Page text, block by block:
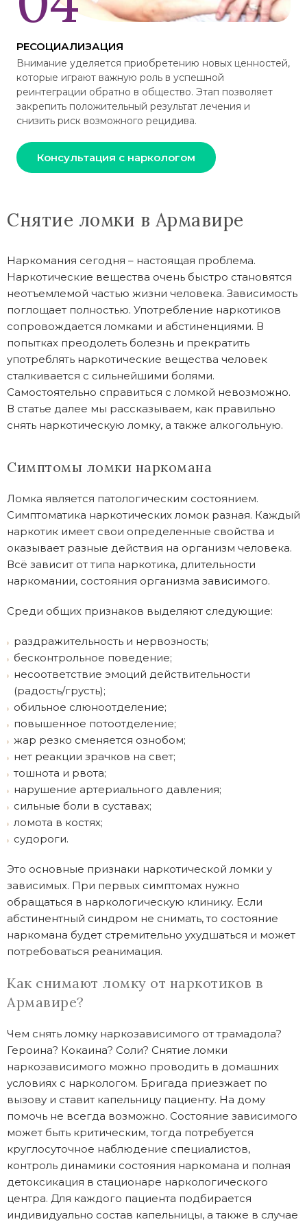
РЕСОЦИАЛИЗАЦИЯ
Внимание уделяется приобретению новых ценностей,
которые играют важную роль в успешной
реинтеграции обратно в общество. Этап позволяет
закрепить положительный результат лечения и
снизить риск возможного рецидива.
Консультация с наркологом
Снятие ломки в Армавире
Наркомания сегодня – настоящая проблема.
Наркотические вещества очень быстро становятся
неотъемлемой частью жизни человека. Зависимость
поглощает полностью. Употребление наркотиков
сопровождается ломками и абстиненциями. В
попытках преодолеть болезнь и прекратить
употреблять наркотические вещества человек
сталкивается с сильнейшими болями.
Самостоятельно справиться с ломкой невозможно.
В статье далее мы рассказываем, как правильно
снять наркотическую ломку, а также алкогольную.
Симптомы ломки наркомана
Ломка является патологическим состоянием.
Симптоматика наркотических ломок разная. Каждый
наркотик имеет свои определенные свойства и
оказывает разные действия на организм человека.
Всё зависит от типа наркотика, длительности
наркомании, состояния организма зависимого.
Среди общих признаков выделяют следующие:
раздражительность и нервозность;
бесконтрольное поведение;
несоответствие эмоций действительности
(радость/грусть);
обильное слюноотделение;
повышенное потоотделение;
жар резко сменяется ознобом;
нет реакции зрачков на свет;
тошнота и рвота;
нарушение артериального давления;
сильные боли в суставах;
ломота в костях;
судороги.
Это основные признаки наркотической ломки у
зависимых. При первых симптомах нужно
обращаться в наркологическую клинику. Если
абстинентный синдром не снимать, то состояние
наркомана будет стремительно ухудшаться и может
потребоваться реанимация.
Как снимают ломку от наркотиков в
Армавире?
Чем снять ломку наркозависимого от трамадола?
Героина? Кокаина? Соли? Снятие ломки
наркозависимого можно проводить в домашних
условиях с наркологом. Бригада приезжает по
вызову и ставит капельницу пациенту. На дому
помочь не всегда возможно. Состояние зависимого
может быть критическим, тогда потребуется
круглосуточное наблюдение специалистов,
контроль динамики состояния наркомана и полная
детоксикация в стационаре наркологического
центра. Для каждого пациента подбирается
индивидуально состав капельницы, а также в случае